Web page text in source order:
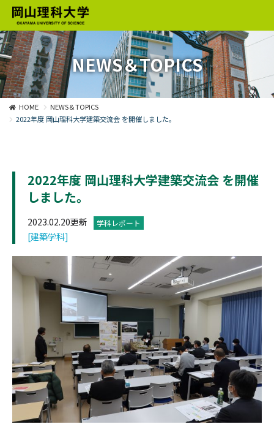
NEWS＆TOPICS
HOME
NEWS＆TOPICS
2022年度 岡山理科大学建築交流会 を開催しました。
2022年度 岡山理科大学建築交流会 を開催
しました。
2023.02.20更新 学科レポート
[建築学科]